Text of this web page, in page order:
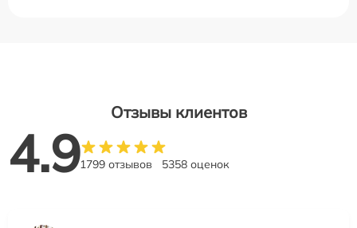
Отзывы клиентов
4.91799 отзывов 5358 оценок